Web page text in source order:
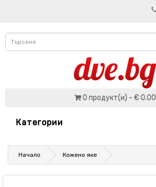
0 продукт(и) - € 0.00
Категории
Начало Кожено яке